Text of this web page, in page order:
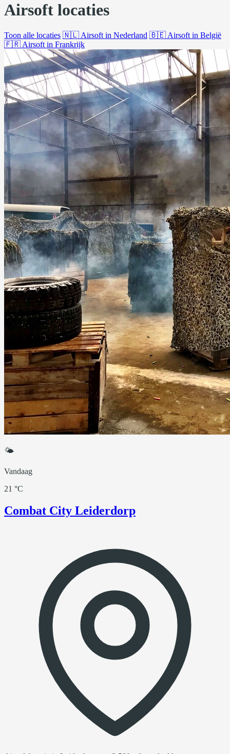
Airsoft locaties
Toon alle locaties 🇳🇱 Airsoft in Nederland 🇧🇪 Airsoft in België
🇫🇷 Airsoft in Frankrijk
🌤
Vandaag
21 °C
Combat City Leiderdorp